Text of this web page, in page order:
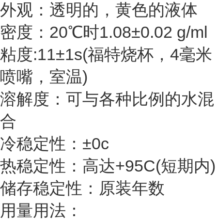
外观：透明的，黄色的液体
密度：20℃时1.08±0.02 g/ml
粘度:11±1s(福特烧杯，4毫米
喷嘴，室温)
溶解度：可与各种比例的水混
合
冷稳定性：±0c
热稳定性：高达+95C(短期内)
储存稳定性：原装年数
用量用法：